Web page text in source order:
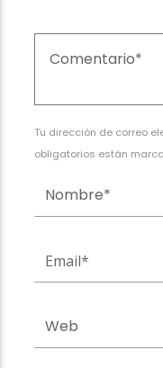
Tu dirección de correo
obligatorios están